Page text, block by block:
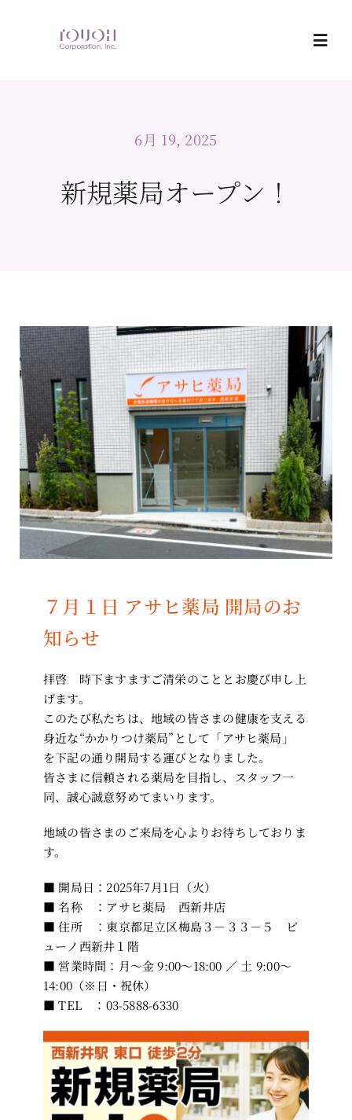
医薬・医療関連 販売事業
6月 19, 2025
新規薬局オープン！
７月１日 アサヒ薬局 開局のお
知らせ
拝啓 時下ますますご清栄のこととお慶び申し上
げます。
このたび私たちは、地域の皆さまの健康を支える
身近な“かかりつけ薬局”として「アサヒ薬局」
を下記の通り開局する運びとなりました。
皆さまに信頼される薬局を目指し、スタッフ一
同、誠心誠意努めてまいります。
地域の皆さまのご来局を心よりお待ちしておりま
す。
■ 開局日：2025年7月1日（火）
■ 名称 ：アサヒ薬局 西新井店
■ 住所 ：東京都足立区梅島３－３３－５ ビ
ューノ西新井１階
■ 営業時間：月～金 9:00～18:00 ／ 土 9:00～
14:00（※日・祝休）
■ TEL ：03-5888-6330